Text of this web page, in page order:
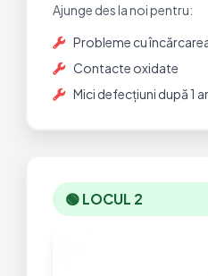
Ajunge des la noi pentru:
Probleme cu
Contacte oxidate
Mici defecțiuni după 1
🟢 LOCUL 2